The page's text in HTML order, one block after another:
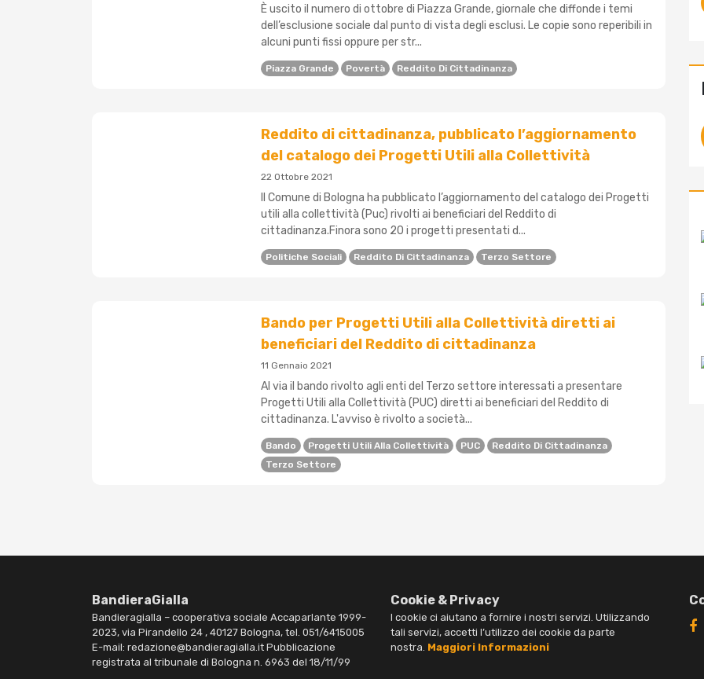
È uscito il numero di ottobre di Piazza Grande, giornale che diffonde i temi
dell’esclusione sociale dal punto di vista degli esclusi. Le copie sono reperibili in
alcuni punti fissi oppure per str...
Piazza Grande Povertà Reddito Di Cittadinanza
Reddito di cittadinanza, pubblicato l’aggiornamento
del catalogo dei Progetti Utili alla Collettività
22 Ottobre 2021
Il Comune di Bologna ha pubblicato l’aggiornamento del catalogo dei Progetti
utili alla collettività (Puc) rivolti ai beneficiari del Reddito di
cittadinanza.Finora sono 20 i progetti presentati d...
Politiche Sociali Reddito Di Cittadinanza Terzo Settore
Bando per Progetti Utili alla Collettività diretti ai
beneficiari del Reddito di cittadinanza
11 Gennaio 2021
Al via il bando rivolto agli enti del Terzo settore interessati a presentare
Progetti Utili alla Collettività (PUC) diretti ai beneficiari del Reddito di
cittadinanza. L'avviso è rivolto a società...
Bando Progetti Utili Alla Collettività PUC
Reddito Di Cittadinanza
Terzo Settore
BandieraGialla
Bandieragialla – cooperativa sociale Accaparlante 1999-
2023, via Pirandello 24 , 40127 Bologna, tel. 051/6415005
E-mail: redazione@bandieragialla.it Pubblicazione
registrata al tribunale di Bologna n. 6963 del 18/11/99
Cookie & Privacy
I cookie ci aiutano a fornire i nostri servizi. Utilizzando
tali servizi, accetti l’utilizzo dei cookie da parte
nostra. Maggiori Informazioni